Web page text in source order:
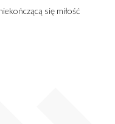
się miłość